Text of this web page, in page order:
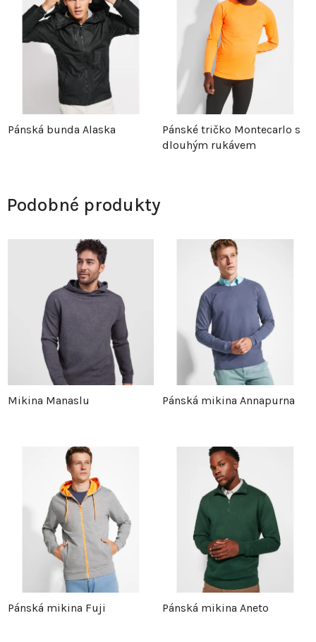
Pánská bunda Alaska
Pánské tričko Montecarlo s
dlouhým rukávem
Podobné produkty
Mikina Manaslu Pánská mikina Annapurna
Pánská mikina Fuji Pánská mikina Aneto